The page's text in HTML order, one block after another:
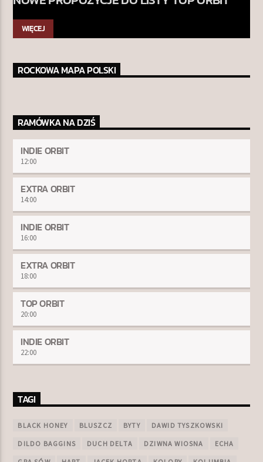
WIĘCEJ
ROCKOWA MAPA POLSKI
RAMÓWKA NA DZIŚ
INDIE ORBIT
12:00
EXTRA ORBIT
14:00
INDIE ORBIT
16:00
EXTRA ORBIT
18:00
TOP ORBIT
20:00
INDIE ORBIT
22:00
TAGI
BLACK HONEY BLUSZCZ BYTY DAWID TYSZKOWSKI
DILDO BAGGINS DUCH DELTA DZIWNA WIOSNA ECHA